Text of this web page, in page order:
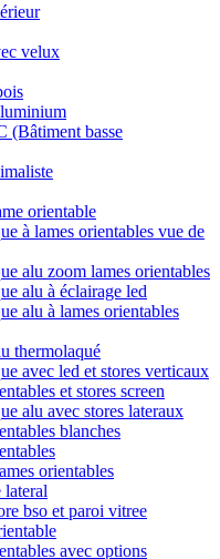
velux
(Bâtiment basse
orientable
à lames orientables vue de
alu zoom lames orientables
alu à éclairage led
alu à lames orientables
thermolaqué
avec led et stores verticaux
et stores screen
alu avec stores lateraux
blanches
orientables
lateral
bso et paroi vitree
avec options